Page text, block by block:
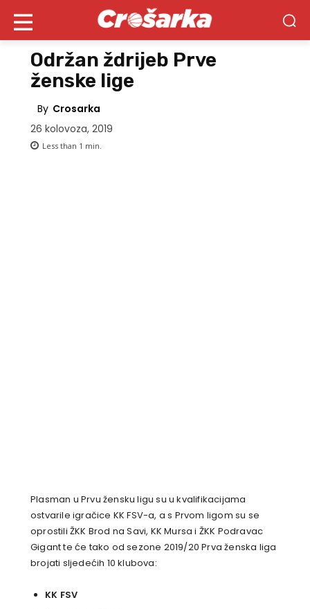
Održan ždrijeb Prve
ženske lige
By Crosarka
26 kolovoza, 2019
Less than 1 min.
Plasman u Prvu žensku ligu su u kvalifikacijama
ostvarile igračice KK FSV-a, a s Prvom ligom su se
oprostili ŽKK Brod na Savi, KK Mursa i ŽKK Podravac
Gigant te će tako od sezone 2019/20 Prva ženska liga
brojati sljedećih 10 klubova:
KK FSV